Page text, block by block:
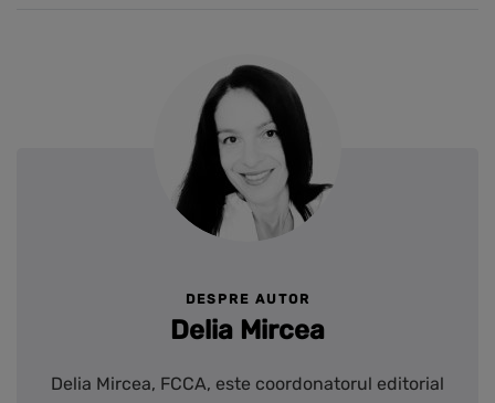
DESPRE AUTOR
Delia Mircea
Delia Mircea, FCCA, este coordonatorul editorial